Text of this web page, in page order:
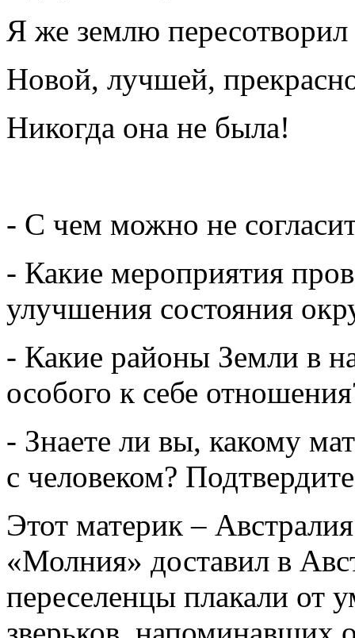
Я же землю пересотворил
Новой, лучшей,
Никогда она не была!
- С чем можно не
- Какие мероприятия
улучшения состояния
- Какие районы Земли в
особого к себе
- Знаете ли вы, какому
с человеком?
Этот материк –
«Молния» доставил в
переселенцы плакали от